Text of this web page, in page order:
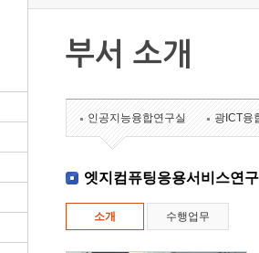
부서 소개
인공지능융합연구실 광ICT융
엣지컴퓨팅응용서비스연
소개 수행업무